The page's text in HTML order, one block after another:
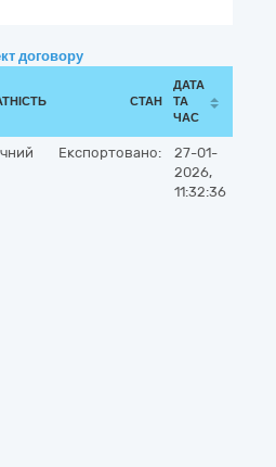
договору
СТАН
ДАТА
ТА
ЧАС
Експортовано:
27-01-
2026,
11:32:36